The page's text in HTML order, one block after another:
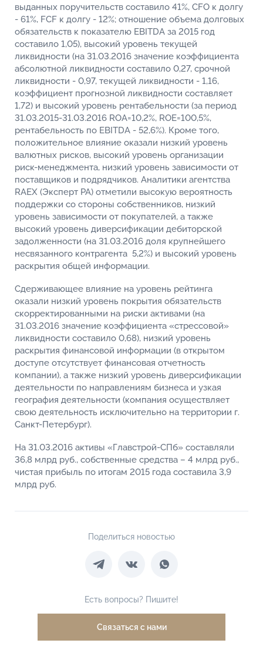
выданных поручительств составило 41%, CFO к долгу
- 61%, FCF к долгу - 12%; отношение объема долговых
обязательств к показателю EBITDA за 2015 год
составило 1,05), высокий уровень текущей
ликвидности (на 31.03.2016 значение коэффициента
абсолютной ликвидности составило 0,27, срочной
ликвидности - 0,97, текущей ликвидности - 1,16,
коэффициент прогнозной ликвидности составляет
1,72) и высокий уровень рентабельности (за период
31.03.2015-31.03.2016 ROA=10,2%, ROE=100,5%,
рентабельность по EBITDA - 52,6%). Кроме того,
положительное влияние оказали низкий уровень
валютных рисков, высокий уровень организации
риск-менеджмента, низкий уровень зависимости от
поставщиков и подрядчиков. Аналитики агентства
RAEX (Эксперт РА) отметили высокую вероятность
поддержки со стороны собственников, низкий
уровень зависимости от покупателей, а также
высокий уровень диверсификации дебиторской
задолженности (на 31.03.2016 доля крупнейшего
несвязанного контрагента 5,2%) и высокий уровень
раскрытия общей информации.
Сдерживающее влияние на уровень рейтинга
оказали низкий уровень покрытия обязательств
скорректированными на риски активами (на
31.03.2016 значение коэффициента «стрессовой»
ликвидности составило 0,68), низкий уровень
раскрытия финансовой информации (в открытом
доступе отсутствует финансовая отчетность
компании), а также низкий уровень диверсификации
деятельности по направлениям бизнеса и узкая
география деятельности (компания осуществляет
свою деятельность исключительно на территории г.
Санкт-Петербург).
На 31.03.2016 активы «Главстрой-СПб» составляли
36,8 млрд руб., собственные средства – 4 млрд руб.,
чистая прибыль по итогам 2015 года составила 3,9
млрд руб.
Поделиться новостью
Есть вопросы? Пишите!
Связаться с нами